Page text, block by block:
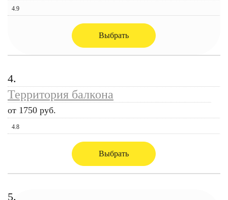
4.9
Выбрать
4.
Территория балкона
от 1750 руб.
4.8
Выбрать
5.